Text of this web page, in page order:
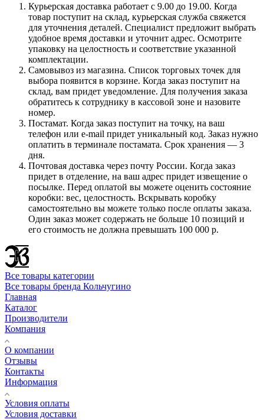
Курьерская доставка работает с 9.00 до 19.00. Когда
товар поступит на склад, курьерская служба свяжется
для уточнения деталей. Специалист предложит выбрать
удобное время доставки и уточнит адрес. Осмотрите
упаковку на целостность и соответствие указанной
комплектации.
Самовывоз из магазина. Список торговых точек для
выбора появится в корзине. Когда заказ поступит на
склад, вам придет уведомление. Для получения заказа
обратитесь к сотруднику в кассовой зоне и назовите
номер.
Постамат. Когда заказ поступит на точку, на ваш
телефон или e-mail придет уникальный код. Заказ нужно
оплатить в терминале постамата. Срок хранения — 3
дня.
Почтовая доставка через почту России. Когда заказ
придет в отделение, на ваш адрес придет извещение о
посылке. Перед оплатой вы можете оценить состояние
коробки: вес, целостность. Вскрывать коробку
самостоятельно вы можете только после оплаты заказа.
Один заказ может содержать не больше 10 позиций и
его стоимость не должна превышать 100 000 р.
Все товары категории
Все товары бренда Кольчугино
Главная
Каталог
Производители
Компания
О компании
Отзывы
Контакты
Информация
Условия оплаты
Условия доставки